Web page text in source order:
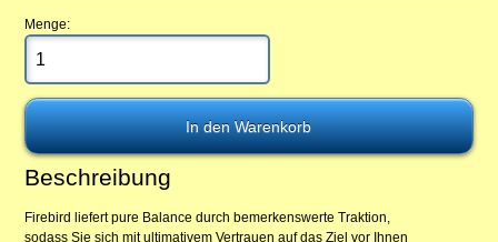
Menge:
Beschreibung
Firebird liefert pure Balance durch bemerkenswerte Traktion,
sodass Sie sich mit ultimativem Vertrauen auf das Ziel vor Ihnen